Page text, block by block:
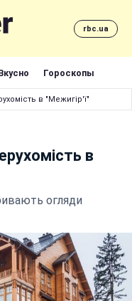
rbc.ua
Гороскопы
в "Межигір'ї"
в
огляди